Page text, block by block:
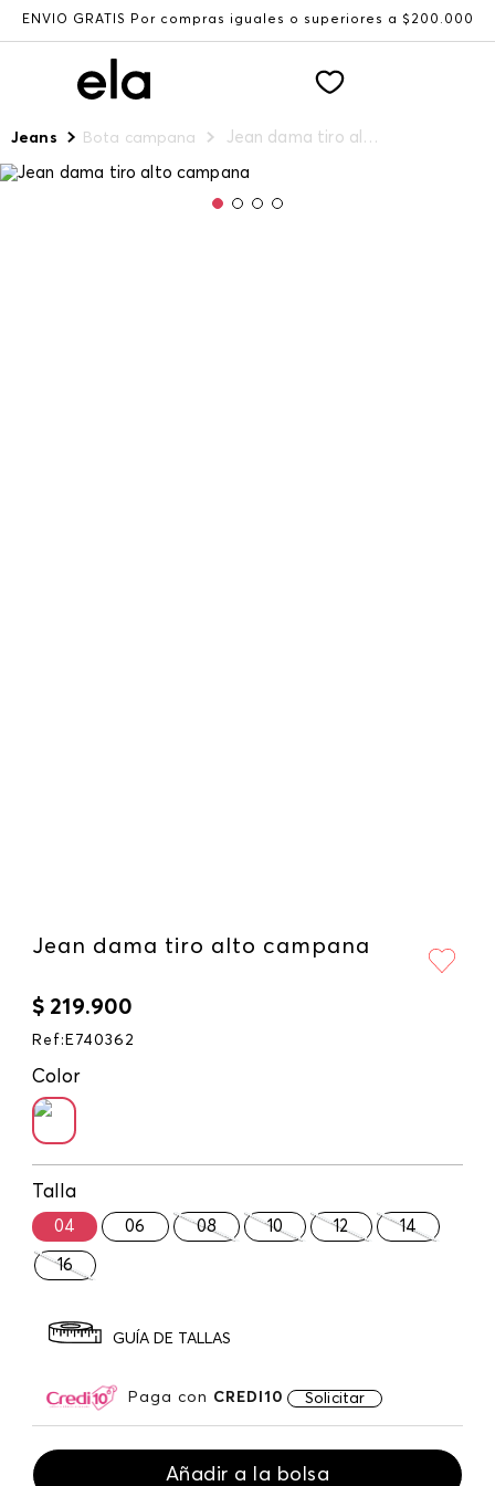
ENVÍO GRATIS Por compras iguales o superiores a $200.000
Jeans Bota campana Jean dama tiro alto campana
Jean dama tiro alto campana
$ 219.900
Ref : E740362
Color
Talla
04 06 08 10 12 14
16
GUÍA DE TALLAS
Paga con CREDI10 Solicitar
Añadir a la bolsa